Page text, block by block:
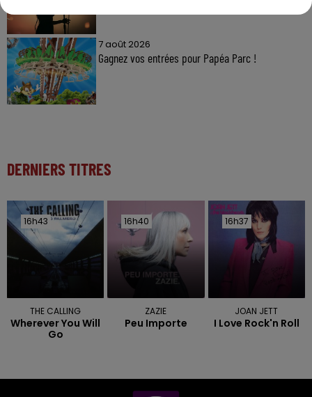
7 août 2026
Gagnez vos entrées pour Papéa Parc !
DERNIERS TITRES
16h43
16h43
THE CALLING
Wherever You Will
Go
16h40
16h40
ZAZIE
Peu Importe
16h37
16h37
JOAN JETT
I Love Rock'n Roll